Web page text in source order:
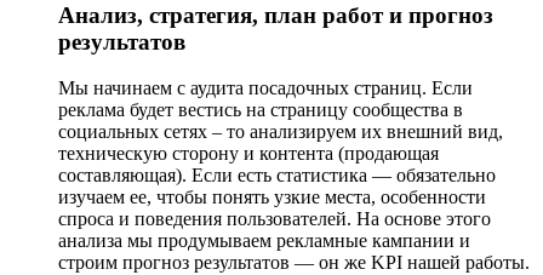
Анализ, стратегия, план работ и прогноз
результатов
Мы начинаем с аудита посадочных страниц. Если
реклама будет вестись на страницу сообщества в
социальных сетях – то анализируем их внешний вид,
техническую сторону и контента (продающая
составляющая). Если есть статистика — обязательно
изучаем ее, чтобы понять узкие места, особенности
спроса и поведения пользователей. На основе этого
анализа мы продумываем рекламные кампании и
строим прогноз результатов — он же KPI нашей работы.